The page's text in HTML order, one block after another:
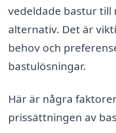
vedeldade bastur till
alternativ. Det är
behov och
bastulösningar.
Här är några
prissättningen av